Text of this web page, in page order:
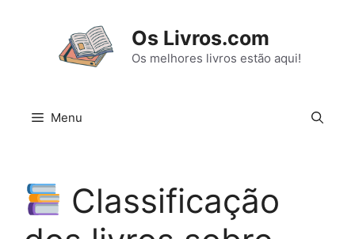
Os Livros.com
Os melhores livros estão aqui!
Menu
Classificação